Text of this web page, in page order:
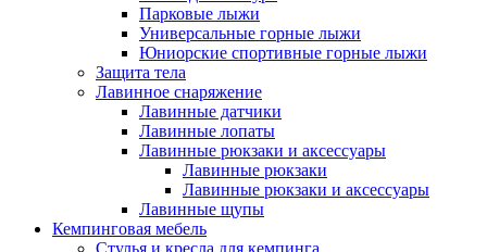
Парковые лыжи
Универсальные горные лыжи
Юниорские спортивные горные лыжи
Защита тела
Лавинное снаряжение
Лавинные датчики
Лавинные лопаты
Лавинные рюкзаки и аксессуары
Лавинные рюкзаки
Лавинные рюкзаки и аксессуары
Лавинные щупы
Кемпинговая мебель
Стулья и кресла для кемпинга